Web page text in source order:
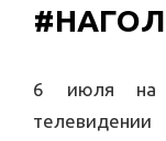
6 июля на